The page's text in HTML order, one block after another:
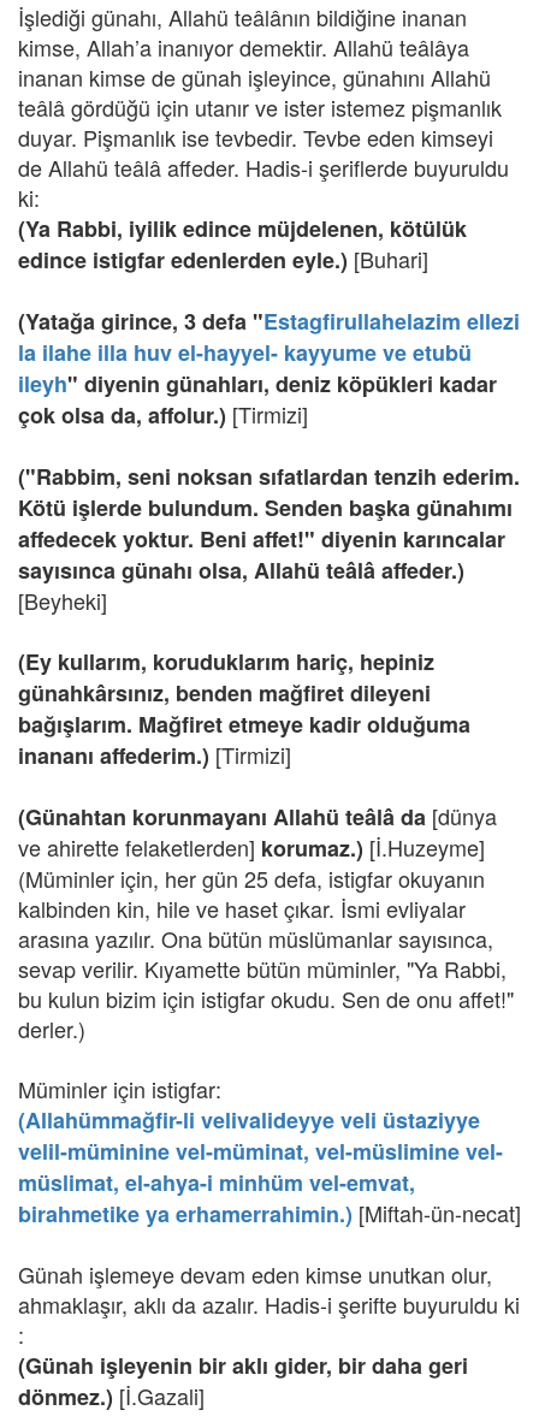
İşlediği günahı, Allahü teâlânın bildiğine inanan
kimse, Allah’a inanıyor demektir. Allahü teâlâya
inanan kimse de günah işleyince, günahını Allahü
teâlâ gördüğü için utanır ve ister istemez pişmanlık
duyar. Pişmanlık ise tevbedir. Tevbe eden kimseyi
de Allahü teâlâ affeder. Hadis-i şeriflerde buyuruldu
ki:
(Ya Rabbi, iyilik edince müjdelenen, kötülük
edince istigfar edenlerden eyle.) [Buhari]
(Yatağa girince, 3 defa "Estagfirullahelazim ellezi
la ilahe illa huv el-hayyel- kayyume ve etubü
ileyh" diyenin günahları, deniz köpükleri kadar
çok olsa da, affolur.) [Tirmizi]
("Rabbim, seni noksan sıfatlardan tenzih ederim.
Kötü işlerde bulundum. Senden başka günahımı
affedecek yoktur. Beni affet!" diyenin karıncalar
sayısınca günahı olsa, Allahü teâlâ affeder.)
[Beyheki]
(Ey kullarım, koruduklarım hariç, hepiniz
günahkârsınız, benden mağfiret dileyeni
bağışlarım. Mağfiret etmeye kadir olduğuma
inananı affederim.) [Tirmizi]
(Günahtan korunmayanı Allahü teâlâ da [dünya
ve ahirette felaketlerden] korumaz.) [İ.Huzeyme]
(Müminler için, her gün 25 defa, istigfar okuyanın
kalbinden kin, hile ve haset çıkar. İsmi evliyalar
arasına yazılır. Ona bütün müslümanlar sayısınca,
sevap verilir. Kıyamette bütün müminler, "Ya Rabbi,
bu kulun bizim için istigfar okudu. Sen de onu affet!"
derler.)
Müminler için istigfar:
(Allahümmağfir-li velivalideyye veli üstaziyye
velil-müminine vel-müminat, vel-müslimine vel-
müslimat, el-ahya-i minhüm vel-emvat,
birahmetike ya erhamerrahimin.) [Miftah-ün-necat]
Günah işlemeye devam eden kimse unutkan olur,
ahmaklaşır, aklı da azalır. Hadis-i şerifte buyuruldu ki
:
(Günah işleyenin bir aklı gider, bir daha geri
dönmez.) [İ.Gazali]